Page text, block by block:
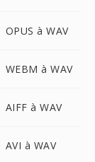
OPUS à WAV
WEBM à WAV
AIFF à WAV
AVI à WAV